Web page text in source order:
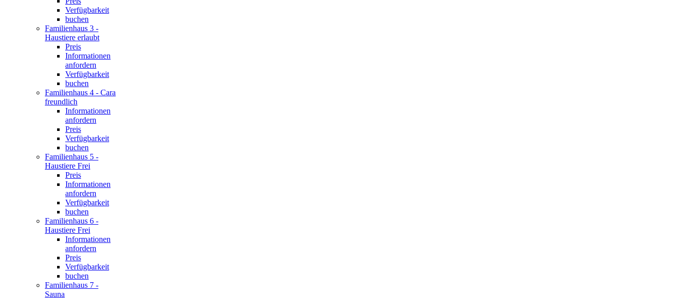
Verfügbarkeit
buchen
Familienhaus 3 -
Haustiere erlaubt
Preis
Informationen
anfordern
Verfügbarkeit
buchen
Familienhaus 4 - Cara
freundlich
Informationen
anfordern
Preis
Verfügbarkeit
buchen
Familienhaus 5 -
Haustiere Frei
Preis
Informationen
anfordern
Verfügbarkeit
buchen
Familienhaus 6 -
Haustiere Frei
Informationen
anfordern
Preis
Verfügbarkeit
buchen
Familienhaus 7 -
Sauna